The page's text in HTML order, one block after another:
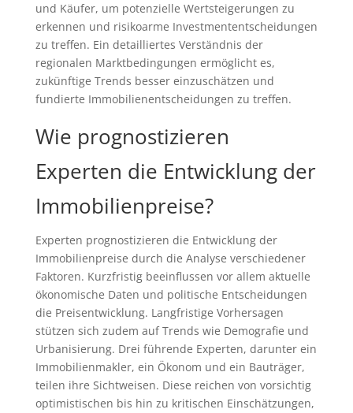
und Käufer, um potenzielle Wertsteigerungen zu
erkennen und risikoarme Investmententscheidungen
zu treffen. Ein detailliertes Verständnis der
regionalen Marktbedingungen ermöglicht es,
zukünftige Trends besser einzuschätzen und
fundierte Immobilienentscheidungen zu treffen.
Wie prognostizieren
Experten die Entwicklung der
Immobilienpreise?
Experten prognostizieren die Entwicklung der
Immobilienpreise durch die Analyse verschiedener
Faktoren. Kurzfristig beeinflussen vor allem aktuelle
ökonomische Daten und politische Entscheidungen
die Preisentwicklung. Langfristige Vorhersagen
stützen sich zudem auf Trends wie Demografie und
Urbanisierung. Drei führende Experten, darunter ein
Immobilienmakler, ein Ökonom und ein Bauträger,
teilen ihre Sichtweisen. Diese reichen von vorsichtig
optimistischen bis hin zu kritischen Einschätzungen,